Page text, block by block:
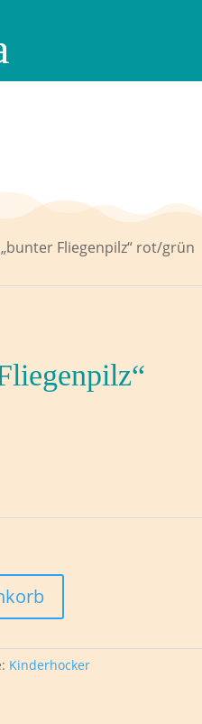
Fliegenpilz“ rot/grün
Kinderhocker